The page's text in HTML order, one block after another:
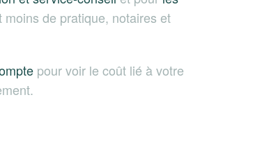
moins de pratique, notaires et
pour voir le coût lié à votre